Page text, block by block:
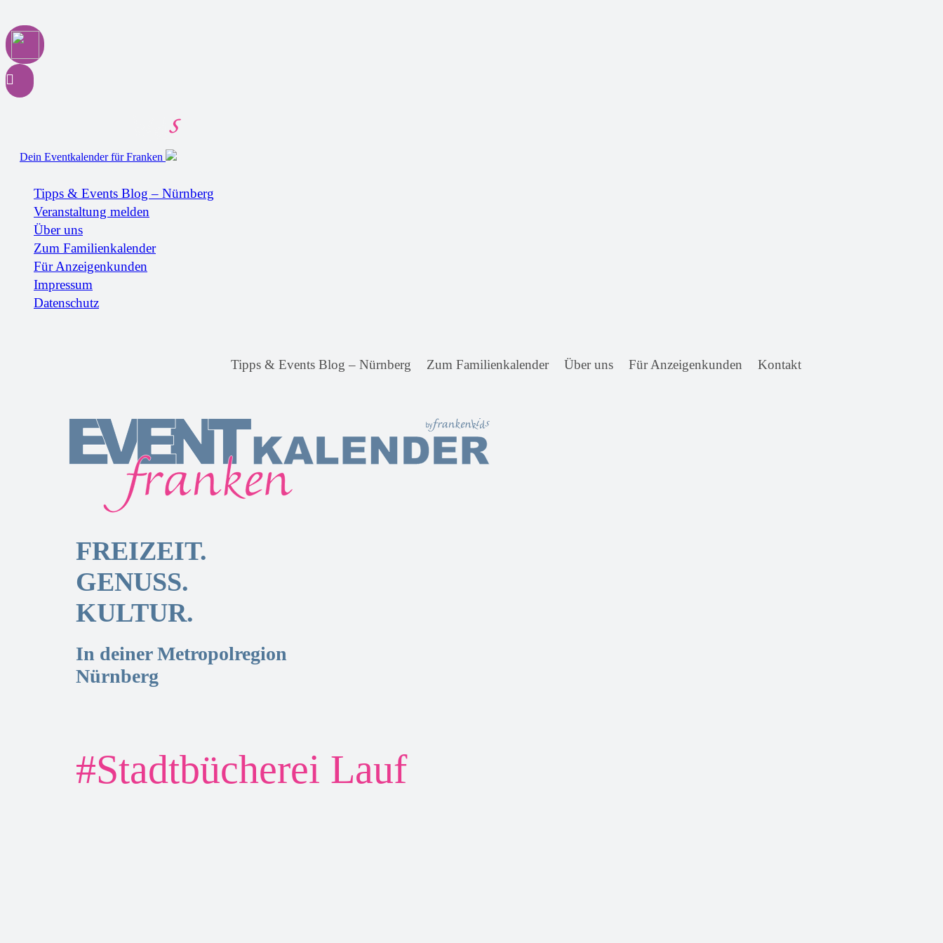
Dein Eventkalender für Franken
Tipps & Events Blog – Nürnberg
Veranstaltung melden
Über uns
Zum Familienkalender
Für Anzeigenkunden
Impressum
Datenschutz
Tipps & Events Blog – Nürnberg Zum Familienkalender Über uns Für Anzeigenkunden Kontakt
FREIZEIT.
GENUSS.
KULTUR.
In deiner Metropolregion
Nürnberg
#Stadtbücherei Lauf